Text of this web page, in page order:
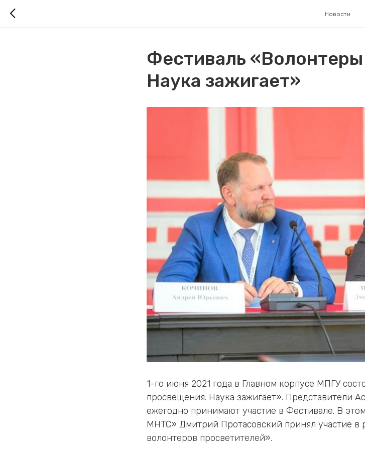
Новости
Фестиваль
Наука зажигает»
1-го июня 2021 года в Главном корпусе МПГУ
просвещения. Наука зажигает».
ежегодно принимают участие в Фестивале. В
МНТС» Дмитрий Протасовский принял участие в
волонтеров просветителей».